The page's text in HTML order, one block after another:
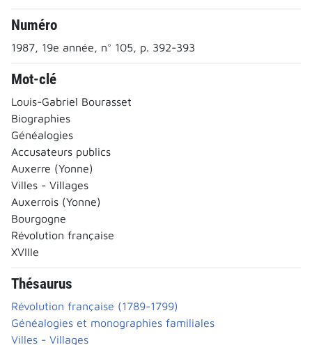
Numéro
1987, 19e année, n° 105, p. 392-393
Mot-clé
Louis-Gabriel Bourasset
Biographies
Généalogies
Accusateurs publics
Auxerre (Yonne)
Villes - Villages
Auxerrois (Yonne)
Bourgogne
Révolution française
XVIIIe
Thésaurus
Révolution française (1789-1799)
Généalogies et monographies familiales
Villes - Villages